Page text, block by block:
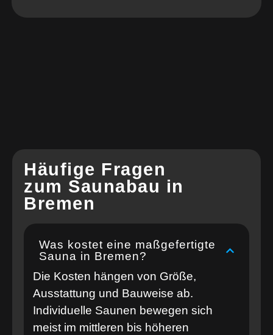
Häufige Fragen
zum Saunabau in
Bremen
Was kostet eine maßgefertigte
Sauna in Bremen?
Die Kosten hängen von Größe,
Ausstattung und Bauweise ab.
Individuelle Saunen bewegen sich
meist im mittleren bis höheren